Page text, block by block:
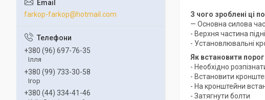
З чого зроблені ці
— Основна силова
- Верхня частина
- Установлювальні
Як встановити
- Необхідно
- Встановити
- На кронштейни
- Затягнути болти
farkop-farkop@hotmail.com
+380 (96) 697-76-35
Ілля
+380 (99) 733-30-58
Ігор
+380 (44) 334-41-46